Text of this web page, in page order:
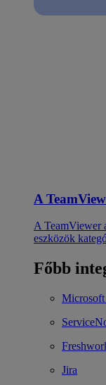
A
A
eszközök
Főbb
Jira